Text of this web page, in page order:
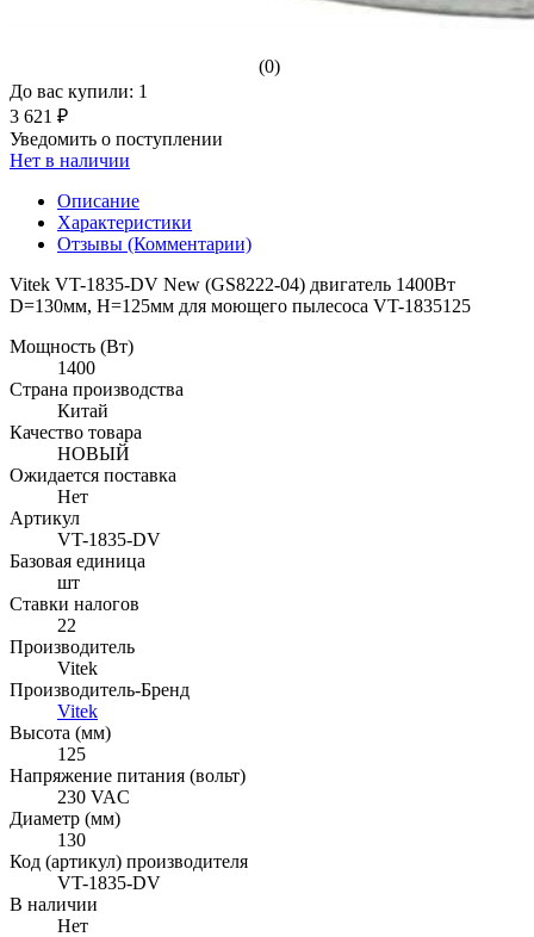
(0)
До вас купили: 1
3 621 ₽
Уведомить о поступлении
Нет в наличии
Описание
Характеристики
Отзывы (Комментарии)
Vitek VT-1835-DV New (GS8222-04) двигатель 1400Вт
D=130мм, H=125мм для моющего пылесоса VT-1835125
Мощность (Вт)
1400
Страна производства
Китай
Качество товара
НОВЫЙ
Ожидается поставка
Нет
Артикул
VT-1835-DV
Базовая единица
шт
Ставки налогов
22
Производитель
Vitek
Производитель-Бренд
Vitek
Высота (мм)
125
Напряжение питания (вольт)
230 VAC
Диаметр (мм)
130
Код (артикул) производителя
VT-1835-DV
В наличии
Нет